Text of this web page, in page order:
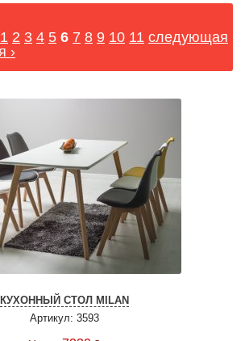
1 2 3 4 5 6 7 8 9 10 11 следующая
›
КУХОННЫЙ СТОЛ MILAN
Артикул: 3593